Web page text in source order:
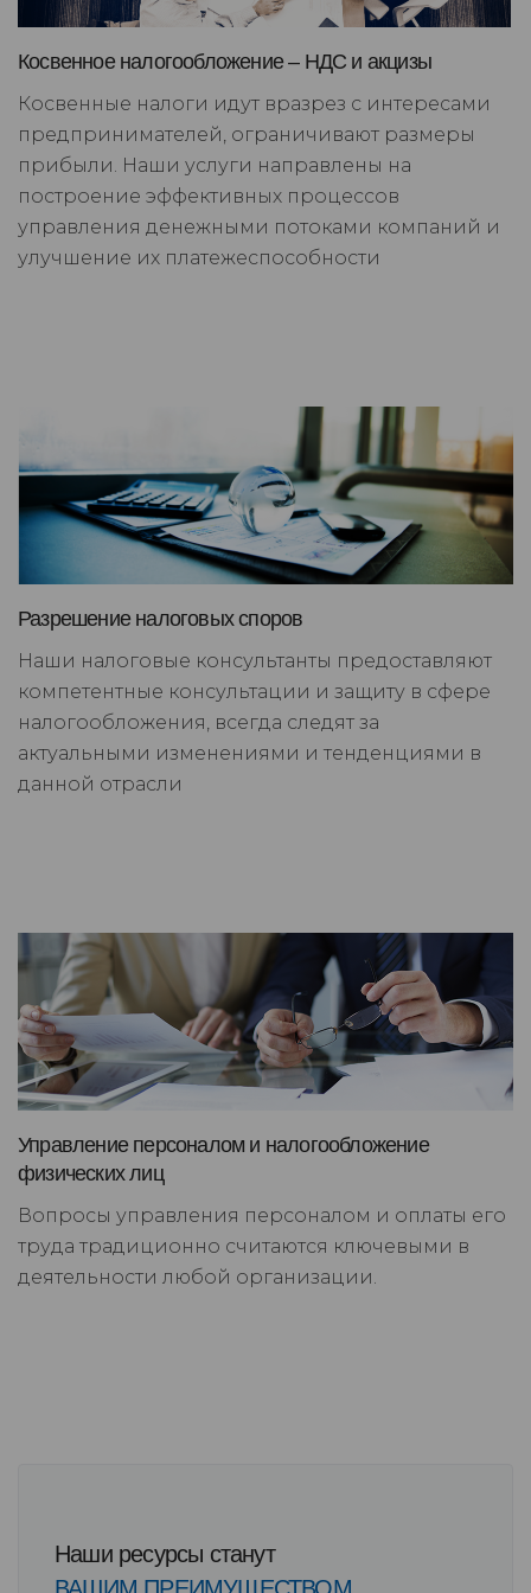
Косвенное налогообложение – НДС и акцизы
Косвенные налоги идут вразрез с интересами
предпринимателей, ограничивают размеры
прибыли. Наши услуги направлены на
построение эффективных процессов
управления денежными потоками компаний и
улучшение их платежеспособности
Разрешение налоговых споров
Наши налоговые консультанты предоставляют
компетентные консультации и защиту в сфере
налогообложения, всегда следят за
актуальными изменениями и тенденциями в
данной отрасли
Управление персоналом и налогообложение
физических лиц
Вопросы управления персоналом и оплаты его
труда традиционно считаются ключевыми в
деятельности любой организации.
Наши ресурсы станут